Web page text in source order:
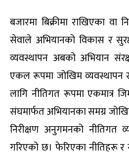
बजारमा बिक्रीमा राखिएका वा
सेवाले अभियानको विकास र
व्यवस्थापन अबको अभियान
एकल रूपमा जोखिम
लागि नीतिगत रूपमा एकमात्र
संघमार्फत अभियानका समग्र
निरीक्षण अनुगमनको नीतिगत
गरिएको छ। फेरिएका नीतिहरू